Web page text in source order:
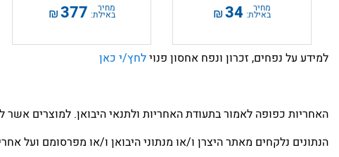
מחיר
באילת: 34
₪ מחיר
באילת: 377
₪
למידע על נפחים, זכרון ונפח אחסון פנוילחץ/י כאן
האחריות כפופה לאמור בתעודת האחריות ולתנאי היבואן. למוצרים
הנתונים נלקחים מאתר היצרן ו/או מנתוני היבואן ו/או מפרסומם ועל